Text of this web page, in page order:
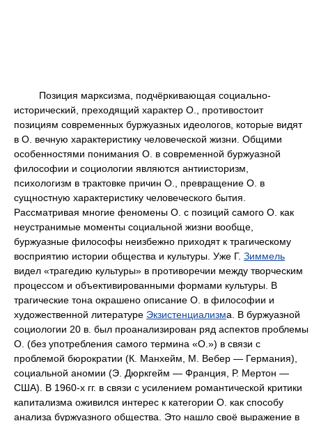
Позиция марксизма, подчёркивающая социально-
исторический, преходящий характер О., противостоит
позициям современных буржуазных идеологов, которые видят
в О. вечную характеристику человеческой жизни. Общими
особенностями понимания О. в современной буржуазной
философии и социологии являются антиисторизм,
психологизм в трактовке причин О., превращение О. в
сущностную характеристику человеческого бытия.
Рассматривая многие феномены О. с позиций самого О. как
неустранимые моменты социальной жизни вообще,
буржуазные философы неизбежно приходят к трагическому
восприятию истории общества и культуры. Уже Г. Зиммель
видел «трагедию культуры» в противоречии между творческим
процессом и объективированными формами культуры. В
трагические тона окрашено описание О. в философии и
художественной литературе Экзистенциализма. В буржуазной
социологии 20 в. был проанализирован ряд аспектов проблемы
О. (без употребления самого термина «О.») в связи с
проблемой бюрократии (К. Манхейм, М. Вебер — Германия),
социальной аномии (Э. Дюркгейм — Франция, Р. Мертон —
США). В 1960-х гг. в связи с усилением романтической критики
капитализма оживился интерес к категории О. как способу
анализа буржуазного общества. Это нашло своё выражение в